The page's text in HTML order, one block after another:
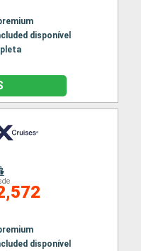
disponível
disponível